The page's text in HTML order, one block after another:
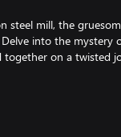
steel mill, the
into the mystery
and high-stakes